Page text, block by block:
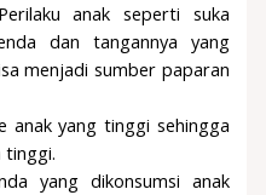
anak seperti suka
dan tangannya yang
menjadi sumber paparan
anak yang tinggi sehingga
tinggi.
yang dikonsumsi anak